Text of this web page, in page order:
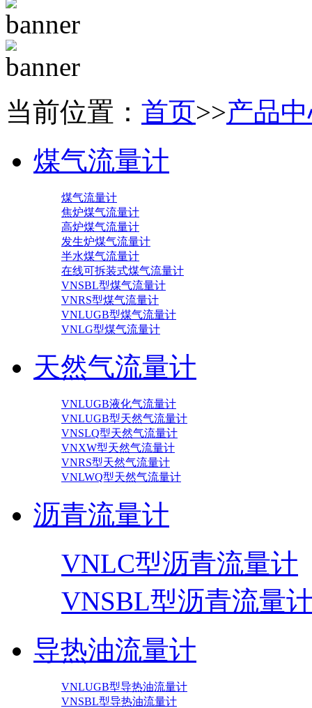
当前位置： 首页>>产品
煤气流量计
煤气流量计
焦炉煤气流量计
高炉煤气流量计
发生炉煤气流量计
半水煤气流量计
在线可拆装式煤气流量计
VNSBL型煤气流量计
VNRS型煤气流量计
VNLUGB型煤气流量计
VNLG型煤气流量计
天然气流量计
VNLUGB液化气流量计
VNLUGB型天然气流量计
VNSLQ型天然气流量计
VNXW型天然气流量计
VNRS型天然气流量计
VNLWQ型天然气流量计
沥青流量计
VNLC型沥青流量计
VNSBL型沥青流量
导热油流量计
VNLUGB型导热油流量计
VNSBL型导热油流量计